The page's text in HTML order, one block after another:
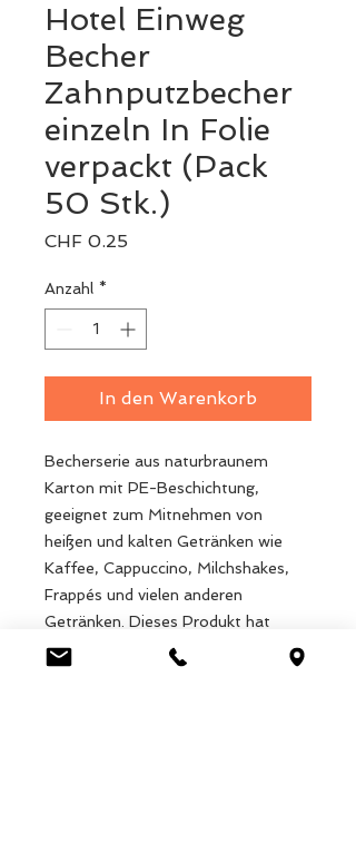
Hotel Einweg
Becher
Zahnputzbecher
einzeln In Folie
verpackt (Pack
50 Stk.)
CHF 0.25
Anzahl *
In den Warenkorb
Becherserie aus naturbraunem
Karton mit PE-Beschichtung,
geeignet zum Mitnehmen von
heißen und kalten Getränken wie
Kaffee, Cappuccino, Milchshakes,
Frappés und vielen anderen
Getränken. Dieses Produkt hat
einen Inhalt von 250 ml, kann in